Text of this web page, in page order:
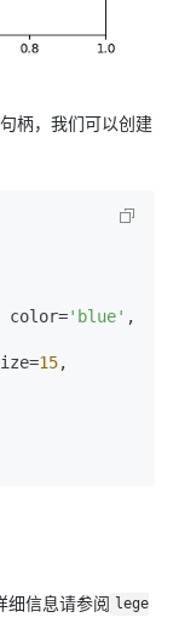
柄，我们可以创建
color='blue' ,
markersize=
15,
细信息请参阅 lege